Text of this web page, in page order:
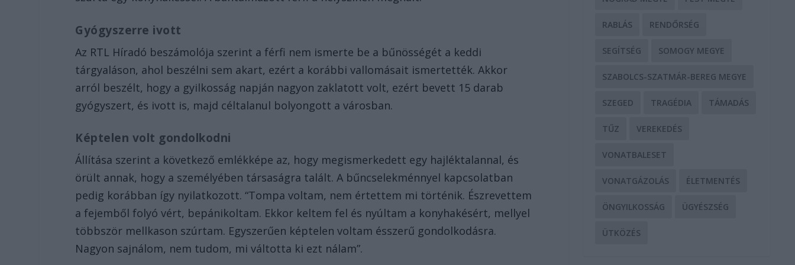
Gyógyszerre ivott
Az RTL Híradó beszámolója szerint a férfi nem ismerte be a bűnösségét a keddi
tárgyaláson, ahol beszélni sem akart, ezért a korábbi vallomásait ismertették. Akkor
arról beszélt, hogy a gyilkosság napján nagyon zaklatott volt, ezért bevett 15 darab
gyógyszert, és ivott is, majd céltalanul bolyongott a városban.
Képtelen volt gondolkodni
Állítása szerint a következő emlékképe az, hogy megismerkedett egy hajléktalannal, és
örült annak, hogy a személyében társaságra talált. A bűncselekménnyel kapcsolatban
pedig korábban így nyilatkozott. “Tompa voltam, nem értettem mi történik. Észrevettem
a fejemből folyó vért, bepánikoltam. Ekkor keltem fel és nyúltam a konyhakésért, mellyel
többször mellkason szúrtam. Egyszerűen képtelen voltam ésszerű gondolkodásra.
Nagyon sajnálom, nem tudom, mi váltotta ki ezt nálam”.
RABLÁS RENDŐRSÉG
SEGÍTSÉG SOMOGY MEGYE
SZABOLCS-SZATMÁR-BEREG MEGYE
SZEGED TRAGÉDIA TÁMADÁS
TŰZ VEREKEDÉS
VONATBALESET
VONATGÁZOLÁS ÉLETMENTÉS
ÖNGYILKOSSÁG ÜGYÉSZSÉG
ÜTKÖZÉS